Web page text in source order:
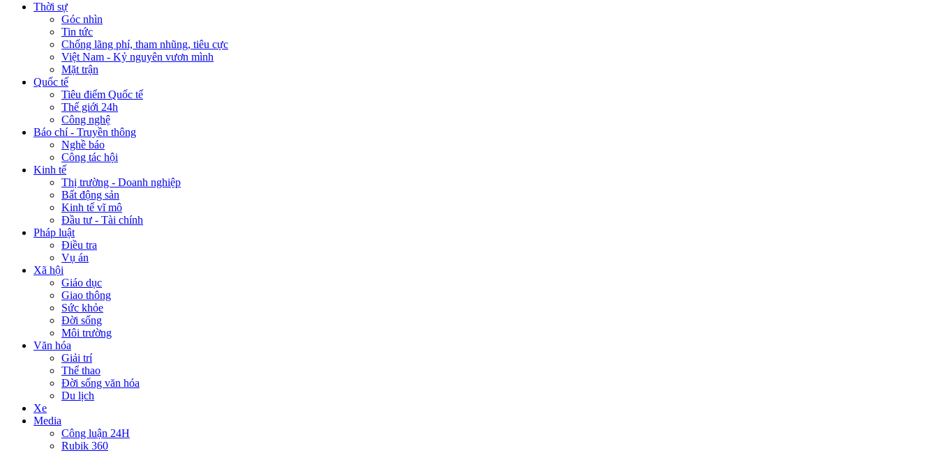
Thời sự
Góc nhìn
Tin tức
Chống lãng phí, tham nhũng, tiêu cực
Việt Nam - Kỷ nguyên vươn mình
Mặt trận
Quốc tế
Tiêu điểm Quốc tế
Thế giới 24h
Công nghệ
Báo chí - Truyền thông
Nghề báo
Công tác hội
Kinh tế
Thị trường - Doanh nghiệp
Bất động sản
Kinh tế vĩ mô
Đầu tư - Tài chính
Pháp luật
Điều tra
Vụ án
Xã hội
Giáo dục
Giao thông
Sức khỏe
Đời sống
Môi trường
Văn hóa
Giải trí
Thể thao
Đời sống văn hóa
Du lịch
Xe
Media
Công luận 24H
Rubik 360